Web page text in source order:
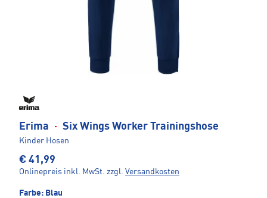
Erima · Six Wings Worker Trainingshose
Kinder Hosen
€ 41,99
Onlinepreis inkl. MwSt. zzgl. Versandkosten
Farbe: Blau